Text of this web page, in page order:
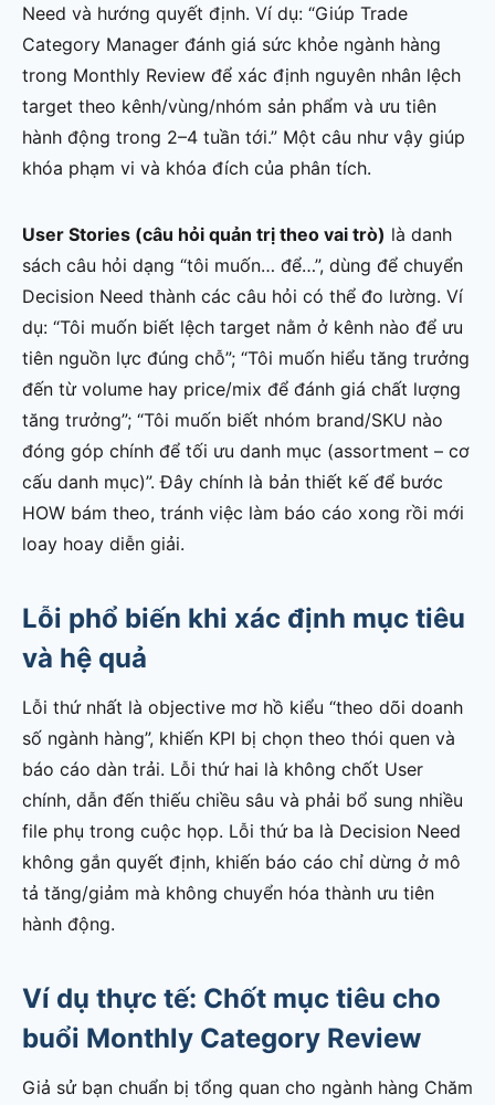
Need và hướng quyết định. Ví dụ: “Giúp Trade
Category Manager đánh giá sức khỏe ngành hàng
trong Monthly Review để xác định nguyên nhân lệch
target theo kênh/vùng/nhóm sản phẩm và ưu tiên
hành động trong 2–4 tuần tới.” Một câu như vậy giúp
khóa phạm vi và khóa đích của phân tích.
User Stories (câu hỏi quản trị theo vai trò) là danh
sách câu hỏi dạng “tôi muốn… để…”, dùng để chuyển
Decision Need thành các câu hỏi có thể đo lường. Ví
dụ: “Tôi muốn biết lệch target nằm ở kênh nào để ưu
tiên nguồn lực đúng chỗ”; “Tôi muốn hiểu tăng trưởng
đến từ volume hay price/mix để đánh giá chất lượng
tăng trưởng”; “Tôi muốn biết nhóm brand/SKU nào
đóng góp chính để tối ưu danh mục (assortment – cơ
cấu danh mục)”. Đây chính là bản thiết kế để bước
HOW bám theo, tránh việc làm báo cáo xong rồi mới
loay hoay diễn giải.
Lỗi phổ biến khi xác định mục tiêu
và hệ quả
Lỗi thứ nhất là objective mơ hồ kiểu “theo dõi doanh
số ngành hàng”, khiến KPI bị chọn theo thói quen và
báo cáo dàn trải. Lỗi thứ hai là không chốt User
chính, dẫn đến thiếu chiều sâu và phải bổ sung nhiều
file phụ trong cuộc họp. Lỗi thứ ba là Decision Need
không gắn quyết định, khiến báo cáo chỉ dừng ở mô
tả tăng/giảm mà không chuyển hóa thành ưu tiên
hành động.
Ví dụ thực tế: Chốt mục tiêu cho
buổi Monthly Category Review
Giả sử bạn chuẩn bị tổng quan cho ngành hàng Chăm